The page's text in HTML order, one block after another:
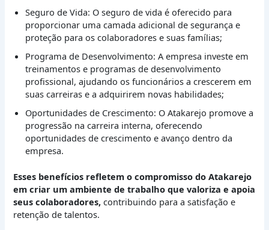
Seguro de Vida: O seguro de vida é oferecido para
proporcionar uma camada adicional de segurança e
proteção para os colaboradores e suas famílias;
Programa de Desenvolvimento: A empresa investe em
treinamentos e programas de desenvolvimento
profissional, ajudando os funcionários a crescerem em
suas carreiras e a adquirirem novas habilidades;
Oportunidades de Crescimento: O Atakarejo promove a
progressão na carreira interna, oferecendo
oportunidades de crescimento e avanço dentro da
empresa.
Esses benefícios refletem o compromisso do Atakarejo
em criar um ambiente de trabalho que valoriza e apoia
seus colaboradores, contribuindo para a satisfação e
retenção de talentos.